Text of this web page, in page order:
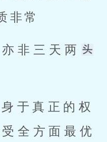
非常
非三天两
全方面最优